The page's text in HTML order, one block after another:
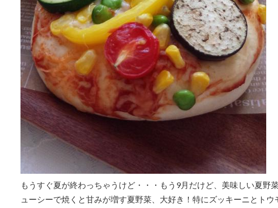
もうすぐ夏が終わっちゃうけど・・・もう9月だけど、美味しい夏野
ューシーで焼くと甘みが増す夏野菜、大好き！特にズッキーニとト